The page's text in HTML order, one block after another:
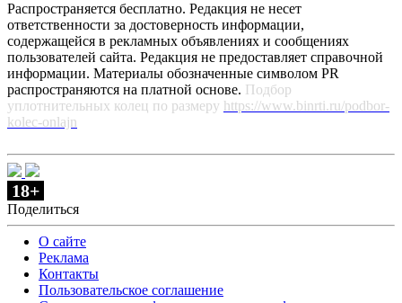
Распространяется бесплатно. Редакция не несет
ответственности за достоверность информации,
содержащейся в рекламных объявлениях и сообщениях
пользователей сайта. Редакция не предоставляет справочной
информации. Материалы обозначенные символом PR
распространяются на платной основе. Подбор
уплотнительных колец по размеру https://www.binrti.ru/podbor-
kolec-onlajn
18+
Поделиться
О сайте
Реклама
Контакты
Пользовательское соглашение